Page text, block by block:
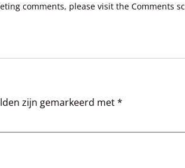
comments, please visit the Comments
zijn gemarkeerd met*